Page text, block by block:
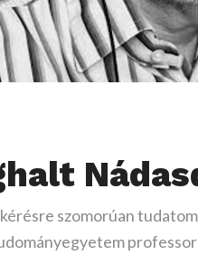
kérésre szomorúan